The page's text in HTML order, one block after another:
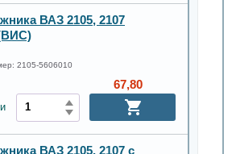
ВАЗ 2105, 2107
2105-5606010
67,80
ВАЗ 2105, 2107 с